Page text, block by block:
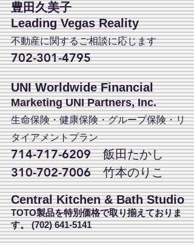
豊田久美子
Leading Vegas Reality
不動産に関するご相談に応じます
702-301-4795
UNI Worldwide Financial
Marketing UNI Partners, Inc.
生命保険・健康保険・グループ保険・リ
タイアメントプラン
714-717-6209飯田たかし
310-702-7006竹本のりこ
Central Kitchen & Bath Studio
TOTO製品を特別価格で取り揃えておりま
す。(702) 641-5141